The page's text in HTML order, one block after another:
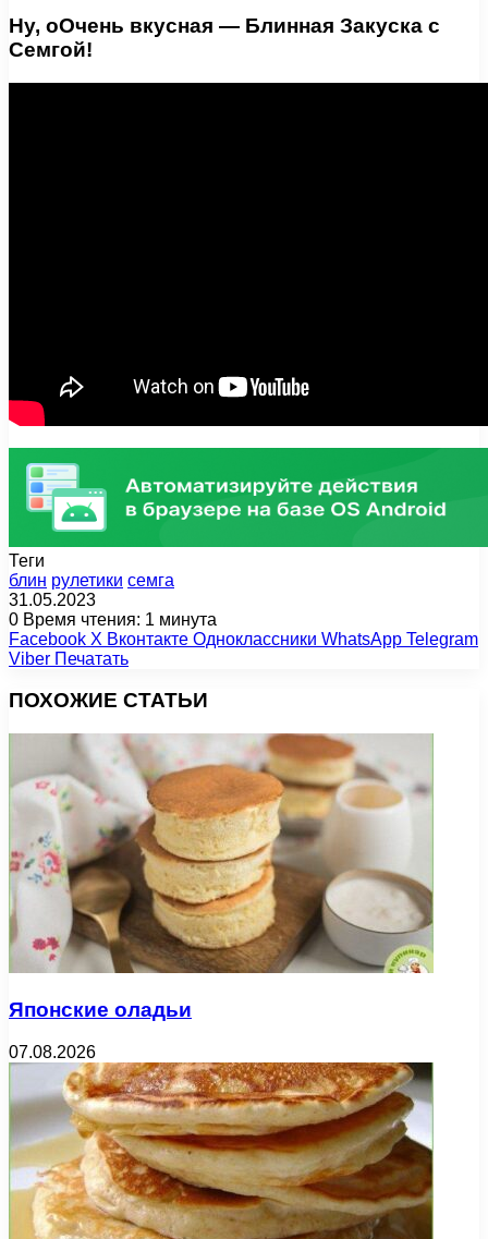
Ну, оОчень вкусная — Блинная Закуска с
Семгой!
Теги
блин рулетики семга
31.05.2023
0 Время чтения: 1 минута
Facebook X Вконтакте Одноклассники WhatsApp Telegram
Viber Печатать
ПОХОЖИЕ СТАТЬИ
Японские оладьи
07.08.2026